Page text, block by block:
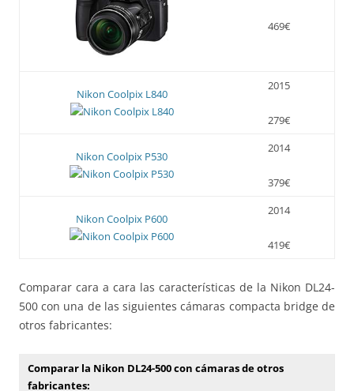
469€
Nikon Coolpix L840
2015
279€
Nikon Coolpix P530
2014
379€
Nikon Coolpix P600
2014
419€
Comparar cara a cara las características de la Nikon DL24-
500 con una de las siguientes cámaras compacta bridge de
otros fabricantes:
Comparar la Nikon DL24-500 con cámaras de otros
fabricantes: